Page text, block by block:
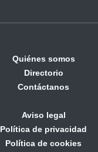
Quiénes somos
Directorio
Contáctanos
Aviso legal
Política de privacidad
Política de cookies